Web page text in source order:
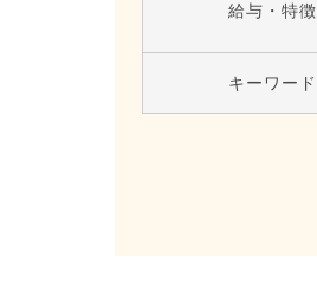
給与・特徴
キーワード